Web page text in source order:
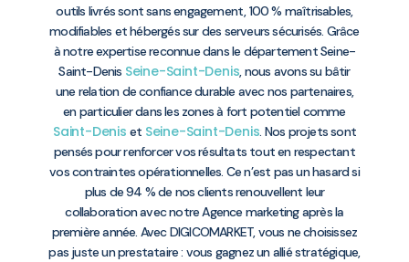
outils livrés sont sans engagement, 100 % maîtrisables,
modifiables et hébergés sur des serveurs sécurisés. Grâce
à notre expertise reconnue dans le département Seine-
Saint-Denis Seine-Saint-Denis, nous avons su bâtir
une relation de confiance durable avec nos partenaires,
en particulier dans les zones à fort potentiel comme
Saint-Denis et Seine-Saint-Denis. Nos projets sont
pensés pour renforcer vos résultats tout en respectant
vos contraintes opérationnelles. Ce n’est pas un hasard si
plus de 94 % de nos clients renouvellent leur
collaboration avec notre Agence marketing après la
première année. Avec DIGICOMARKET, vous ne choisissez
pas juste un prestataire : vous gagnez un allié stratégique,